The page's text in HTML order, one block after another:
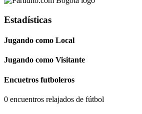
Estadísticas
Jugando como Local
Jugando como Visitante
Encuetros futboleros
0 encuentros relajados de fútbol